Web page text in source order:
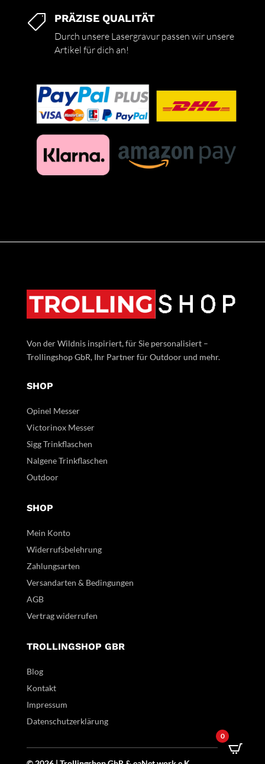
 PRÄZISE QUALITÄT
Durch unsere Lasergravur passen wir unsere
Artikel für dich an!
Von der Wildnis inspiriert, für Sie personalisiert –
Trollingshop GbR, Ihr Partner für Outdoor und mehr.
SHOP
Opinel Messer
Victorinox Messer
Sigg Trinkflaschen
Nalgene Trinkflaschen
Outdoor
SHOP
Mein Konto
Widerrufsbelehrung
Zahlungsarten
Versandarten & Bedingungen
AGB
Vertrag widerrufen
TROLLINGSHOP GBR
Blog
Kontakt
Impressum
Datenschutzerklärung
0